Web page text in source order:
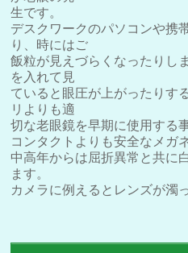
生です。
デスクワークのパソコンや携
り、時にはご
飯粒が見えづらくなったりし
を入れて見
ていると眼圧が上がったりす
リよりも適
切な老眼鏡を早期に使用する
コンタクトよりも安全なメガ
中高年からは屈折異常と共に
ます。
カメラに例えるとレンズが濁